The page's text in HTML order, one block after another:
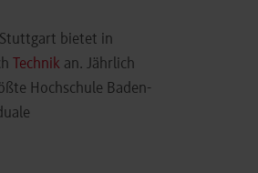
Stuttgart bietet in
Technik an. Jährlich
Hochschule Baden-